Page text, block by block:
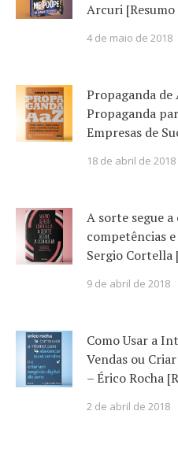
Arcuri
4 de maio de 2018
Propaganda de
Propaganda
Empresas de
18 de abril de 2018
A sorte segue
competências
Sergio Cortella
9 de abril de 2018
Como Usar a
Vendas ou
– Érico Rocha
2 de abril de 2018